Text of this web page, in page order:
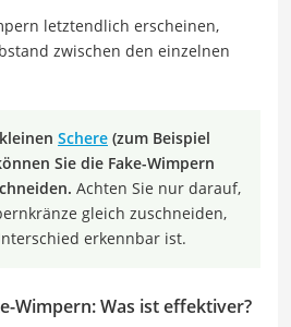
letztendlich erscheinen,
zwischen den einzelnen
Schere (zum Beispiel
Sie die Fake-Wimpern
Achten Sie nur darauf,
gleich zuschneiden,
erkennbar ist.
Wimpern: Was ist effektiver?